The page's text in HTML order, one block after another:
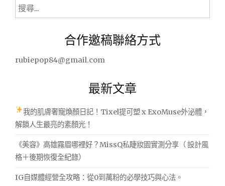
曲-
ISABELLA’S
畫
聽
彈
搜
尋
合作邀稿聯絡方式
rubiepop84@gmail.com
最新文章
我的肌膚奢寵煥顏日記！Tixel提可塑 x ExoMuse外泌體，
解鎖人生最亮的素顏光！
《美容》高雄霧眉哪裡好？MissQ私睫妝園實測分享（ 設計風
格＋後期恢復全紀錄）
IG自媒體經營全攻略：從0到萬粉的必學技巧與心法。